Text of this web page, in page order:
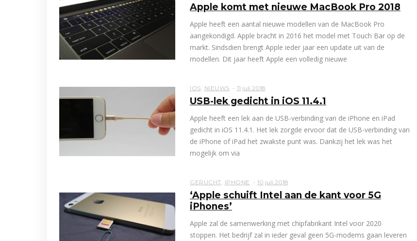
Apple komt met nieuwe MacBook Pro 2018
Apple heeft een aantal nieuwe modellen van de MacBook Pro
aangekondigd. Apple bracht in 2016 het model met Touch Bar op de
markt. Sindsdien brengt Apple ieder jaar een update uit van de
modellen. Dit jaar heeft Apple een volledig nieuwe
IOS NIEUWS 11 juli 2018
USB-lek gedicht in iOS 11.4.1
Apple heeft een lek aan de USB-verbinding van de iPhone en iPad
gedicht in iOS 11.4.1. Het lek zorgde ervoor dat de USB-verbinding van
de iPhone of iPad het zwakste punt was. Dankzij het lek was het
mogelijk om via
GERUCHT IPHONE 10 juli 2018
‘Apple schuift Intel aan de kant voor 5G
iPhones’
Apple zal de samenwerking met chipfabrikant Intel voor 2020
stoppen. Het bedrijf zal in ieder geval geen 5G-modems gaan leveren